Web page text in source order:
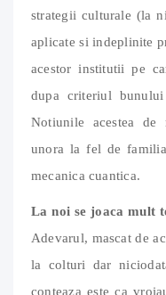
strategii culturale (la
aplicate si indeplinite
acestor institutii pe
dupa criteriul
Notiunile acestea de
unora la fel de
mecanica cuantica.
La noi se joaca mult
Adevarul, mascat de
la colturi dar
conteaza este ca